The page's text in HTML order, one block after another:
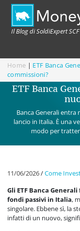
Il Blog di SoldiExpert SCF
Home | ETF Banca
commissioni?
ETF Banca
Banca Generali entra
lancio in Italia. È una
modo per
11/06/2026/Come
Gli ETF Banca
fondi passivi in Italia,
singolare. Ebbene sì, la
infatti di un nuovo,